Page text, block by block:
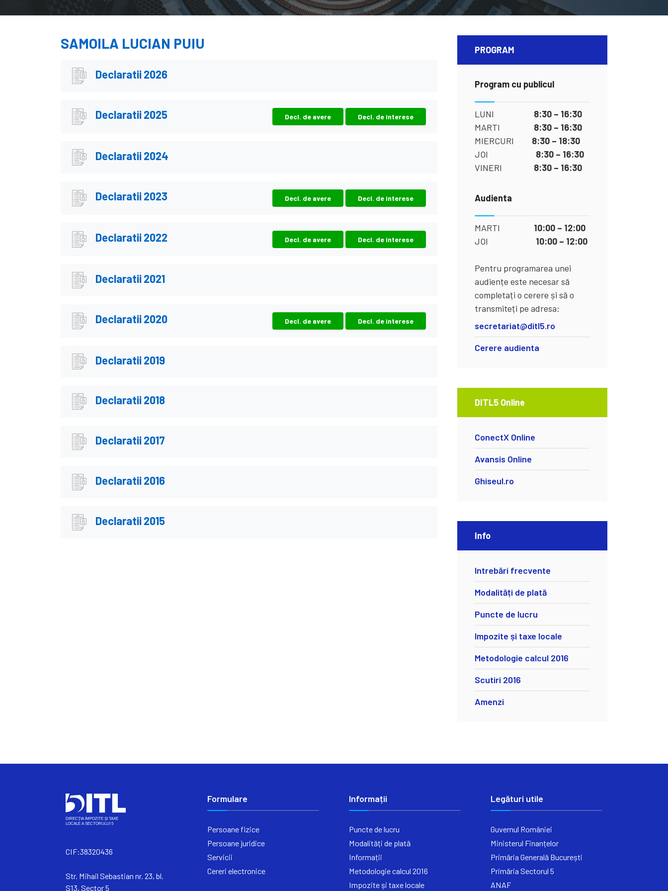
SAMOILA LUCIAN PUIU
Declaratii 2026
Declaratii 2025 Decl. de avere Decl. de interese
Declaratii 2024
Declaratii 2023 Decl. de avere Decl. de interese
Declaratii 2022 Decl. de avere Decl. de interese
Declaratii 2021
Declaratii 2020 Decl. de avere Decl. de interese
Declaratii 2019
Declaratii 2018
Declaratii 2017
Declaratii 2016
Declaratii 2015
PROGRAM
Program cu publicul
LUNI 8:30 – 16:30
MARTI 8:30 – 16:30
MIERCURI 8:30 – 18:30
JOI 8:30 – 16:30
VINERI 8:30 – 16:30
Audienta
MARTI 10:00 – 12:00
JOI 10:00 – 12:00
Pentru programarea unei
audiențe este necesar să
completați o cerere și să o
transmiteți pe adresa:
secretariat@ditl5.ro
Cerere audienta
DITL5 Online
ConectX Online
Avansis Online
Ghiseul.ro
Info
Intrebări frecvente
Modalități de plată
Puncte de lucru
Impozite și taxe locale
Metodologie calcul 2016
Scutiri 2016
Amenzi
CIF:38320436
Str. Mihail Sebastian nr. 23, bl.
S13, Sector 5
Formulare
Persoane fizice
Persoane juridice
Servicii
Cereri electronice
Informații
Puncte de lucru
Modalități de plată
Informații
Metodologie calcul 2016
Impozite și taxe locale
Legături utile
Guvernul României
Ministerul Finanțelor
Primăria Generală București
Primăria Sectorul 5
ANAF